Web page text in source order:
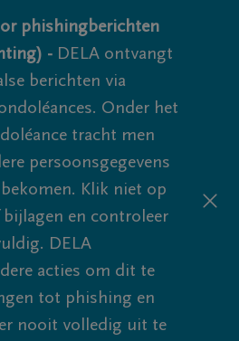
phishingberichten
- DELA ontvangt
berichten via
Onder het
tracht men
persoonsgegevens
Klik niet op
en controleer
DELA
acties om dit te
tot phishing en
nooit volledig uit te